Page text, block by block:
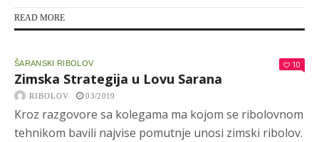
READ MORE
ŠARANSKI RIBOLOV 10
Zimska Strategija u Lovu Sarana
RIBOLOV 03/2019
Kroz razgovore sa kolegama ma kojom se ribolovnom
tehnikom bavili najvise pomutnje unosi zimski ribolov.